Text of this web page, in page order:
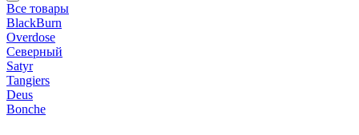
Все товары
BlackBurn
Overdose
Северный
Satyr
Tangiers
Deus
Bonche